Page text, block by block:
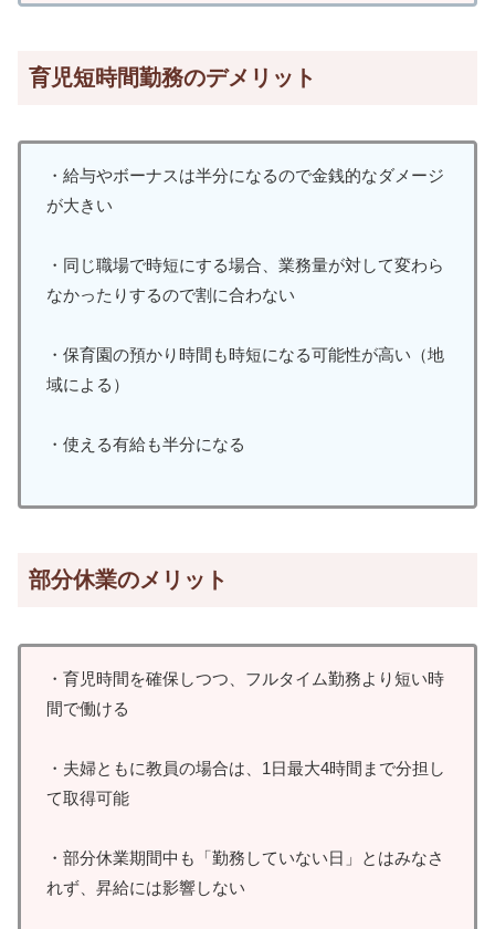
育児短時間勤務のデメリット
・給与やボーナスは半分になるので金銭的なダメージ
が大きい
・同じ職場で時短にする場合、業務量が対して変わら
なかったりするので割に合わない
・保育園の預かり時間も時短になる可能性が高い（地
域による）
・使える有給も半分になる
部分休業のメリット
・育児時間を確保しつつ、フルタイム勤務より短い時
間で働ける
・夫婦ともに教員の場合は、1日最大4時間まで分担し
て取得可能
・部分休業期間中も「勤務していない日」とはみなさ
れず、昇給には影響しない